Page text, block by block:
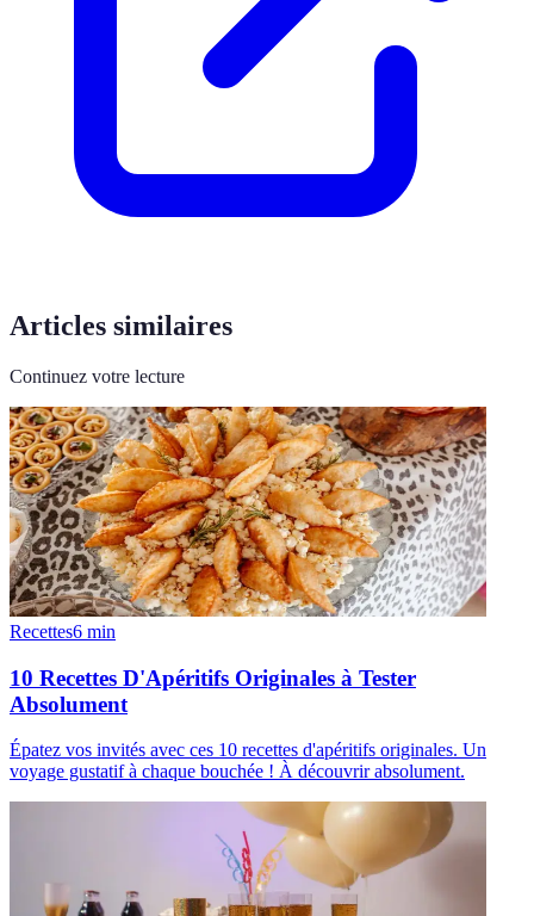
Articles similaires
Continuez votre lecture
Recettes6 min
10 Recettes D'Apéritifs Originales à Tester
Absolument
Épatez vos invités avec ces 10 recettes d'apéritifs originales. Un
voyage gustatif à chaque bouchée ! À découvrir absolument.